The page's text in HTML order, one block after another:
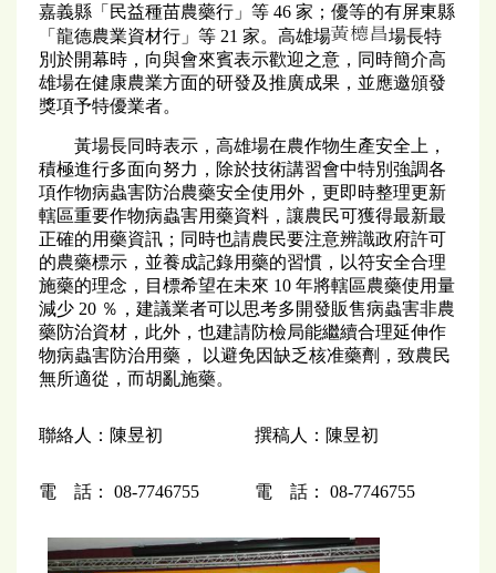
嘉義縣「民益種苗農藥行」等 46 家；優等的有屏東縣
「龍德農業資材行」等 21 家。高雄場
場長特
別於開幕時，向與會來賓表示歡迎之意，同時簡介高
雄場在健康農業方面的研發及推廣成果，並應邀頒發
獎項予特優業者。
黃場長同時表示，高雄場在農作物生產安全上，
積極進行多面向努力，除於技術講習會中特別強調各
項作物病蟲害防治農藥安全使用外，更即時整理更新
轄區重要作物病蟲害用藥資料，讓農民可獲得最新最
正確的用藥資訊；同時也請農民要注意辨識政府許可
的農藥標示，並養成記錄用藥的習慣，以符安全合理
施藥的理念，目標希望在未來 10 年將轄區農藥使用量
減少 20 ％，建議業者可以思考多開發販售病蟲害非農
藥防治資材，此外，也建請防檢局能繼續合理延伸作
物病蟲害防治用藥， 以避免因缺乏核准藥劑，致農民
無所適從，而胡亂施藥。
聯絡人：陳昱初 撰稿人：陳昱初
電 話： 08-7746755 電 話： 08-7746755